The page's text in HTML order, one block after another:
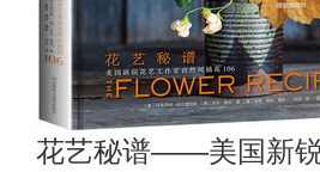
花艺秘谱——美国新